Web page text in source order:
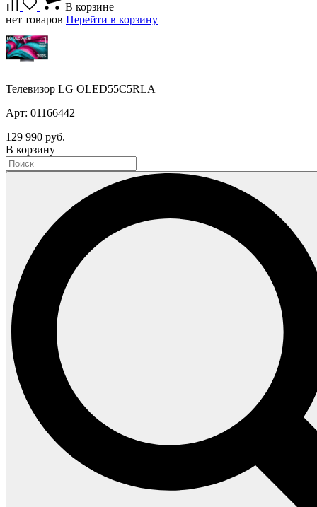
В корзине
нет товаров Перейти в корзину
Телевизор LG OLED55C5RLA
Арт: 01166442
129 990 руб.
В корзину